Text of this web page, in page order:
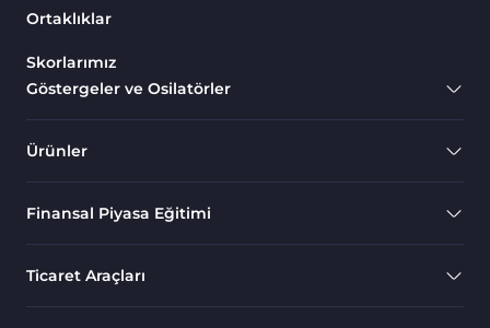
Ortaklıklar
Skorlarımız
Göstergeler ve Osilatörler
Ürünler
Finansal Piyasa Eğitimi
Ticaret Araçları